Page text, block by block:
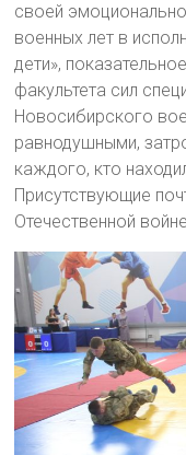
своей
военных лет в
дети»,
факультета сил
Новосибирского
равнодушными,
каждого, кто
Присутствующие
Отечественной